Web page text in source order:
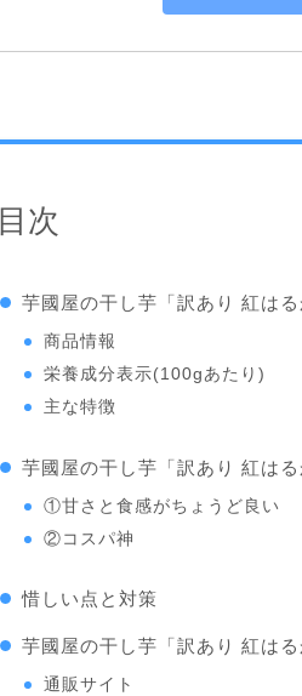
目次
芋國屋の干し芋「訳あり 紅は
商品情報
栄養成分表示(100gあたり)
主な特徴
芋國屋の干し芋「訳あり 紅は
①甘さと食感がちょうど良い
②コスパ神
惜しい点と対策
芋國屋の干し芋「訳あり 紅は
通販サイト